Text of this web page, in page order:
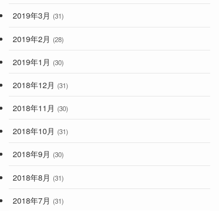
2019年3月 (31)
2019年2月 (28)
2019年1月 (30)
2018年12月 (31)
2018年11月 (30)
2018年10月 (31)
2018年9月 (30)
2018年8月 (31)
2018年7月 (31)